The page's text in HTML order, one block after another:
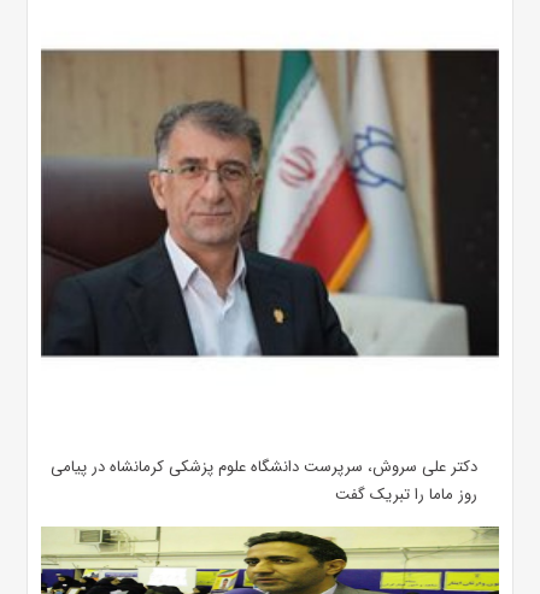
دکتر علی سروش، سرپرست دانشگاه علوم پزشکی کرمانشاه در پیامی
روز ماما را تبریک گفت